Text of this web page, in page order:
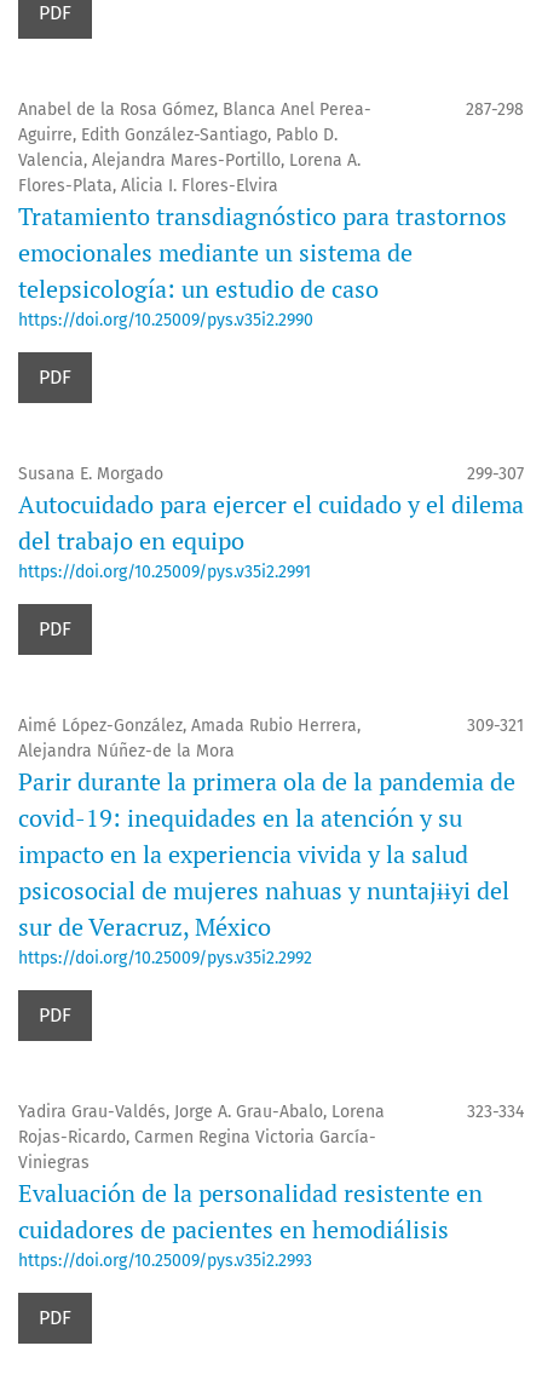
PDF
Anabel de la Rosa Gómez, Blanca Anel Perea-
Aguirre, Edith González-Santiago, Pablo D.
Valencia, Alejandra Mares-Portillo, Lorena A.
Flores-Plata, Alicia I. Flores-Elvira
287-298
Tratamiento transdiagnóstico para trastornos
emocionales mediante un sistema de
telepsicología: un estudio de caso
https://doi.org/10.25009/pys.v35i2.2990
PDF
Susana E. Morgado 299-307
Autocuidado para ejercer el cuidado y el dilema
del trabajo en equipo
https://doi.org/10.25009/pys.v35i2.2991
PDF
Aimé López-González, Amada Rubio Herrera,
Alejandra Núñez-de la Mora
309-321
Parir durante la primera ola de la pandemia de
covid-19: inequidades en la atención y su
impacto en la experiencia vivida y la salud
psicosocial de mujeres nahuas y nuntajɨɨyi del
sur de Veracruz, México
https://doi.org/10.25009/pys.v35i2.2992
PDF
Yadira Grau-Valdés, Jorge A. Grau-Abalo, Lorena
Rojas-Ricardo, Carmen Regina Victoria García-
Viniegras
323-334
Evaluación de la personalidad resistente en
cuidadores de pacientes en hemodiálisis
https://doi.org/10.25009/pys.v35i2.2993
PDF